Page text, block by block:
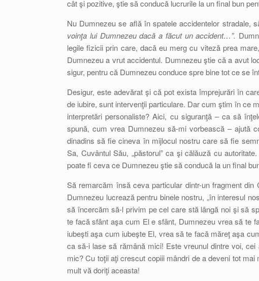
cât şi pozitive, ştie să conducă lucrurile la un final bun
Nu Dumnezeu se află în spatele accidentelor stradale,
voinţa lui Dumnezeu dacă a făcut un accident…”.
legile fizicii prin care, dacă eu merg cu viteză prea
Dumnezeu a vrut accidentul. Dumnezeu ştie că a avut
sigur, pentru că Dumnezeu conduce spre bine tot ce se
Desigur, este adevărat şi că pot exista împrejurări în
de iubire, sunt intervenţii particulare. Dar cum ştim în ce
interpretări personaliste? Aici, cu siguranţă – ca să
spună, cum vrea Dumnezeu să-mi vorbească – ajută
dinadins să fie cineva în mijlocul nostru care să fie
Sa, Cuvântul Său, „păstorul” ca şi călăuză cu
poate fi ceva ce Dumnezeu ştie să conducă la un final
Să remarcăm însă ceva particular dintr-un fragment
Dumnezeu lucrează pentru binele nostru, „în interesul
să încercăm să-l privim pe cel care stă lângă noi şi să
te facă sfânt aşa cum El e sfânt, Dumnezeu vrea să te
iubeşti aşa cum iubeşte El, vrea să te facă măreţ aşa
ca să-i lase să rămână mici! Este vreunul dintre voi,
mic? Cu toţii aţi crescut copiii mândri de a deveni tot
mult vă doriţi aceasta!